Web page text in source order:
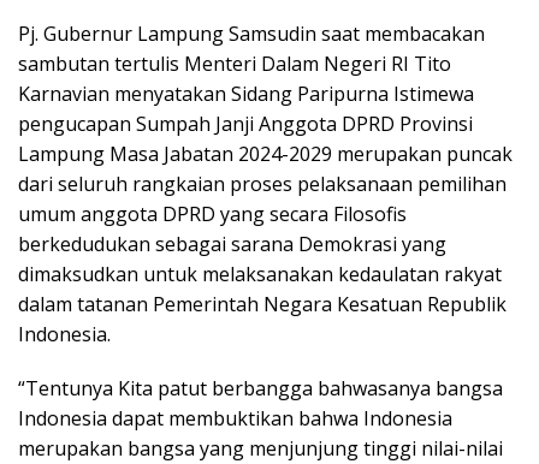
Pj. Gubernur Lampung Samsudin saat membacakan
sambutan tertulis Menteri Dalam Negeri RI Tito
Karnavian menyatakan Sidang Paripurna Istimewa
pengucapan Sumpah Janji Anggota DPRD Provinsi
Lampung Masa Jabatan 2024-2029 merupakan puncak
dari seluruh rangkaian proses pelaksanaan pemilihan
umum anggota DPRD yang secara Filosofis
berkedudukan sebagai sarana Demokrasi yang
dimaksudkan untuk melaksanakan kedaulatan rakyat
dalam tatanan Pemerintah Negara Kesatuan Republik
Indonesia.
“Tentunya Kita patut berbangga bahwasanya bangsa
Indonesia dapat membuktikan bahwa Indonesia
merupakan bangsa yang menjunjung tinggi nilai-nilai